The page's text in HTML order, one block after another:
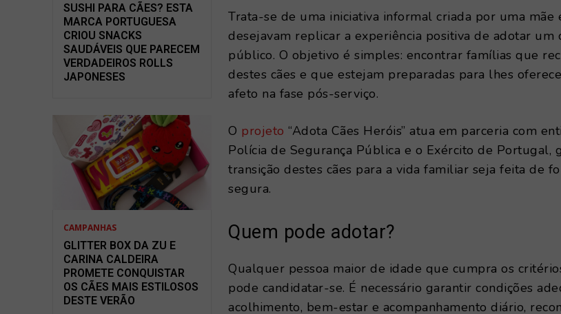
SUSHI PARA CÃES? ESTA
MARCA PORTUGUESA
CRIOU SNACKS
SAUDÁVEIS QUE PARECEM
VERDADEIROS ROLLS
JAPONESES
CAMPANHAS
GLITTER BOX DA ZU E
CARINA CALDEIRA
PROMETE CONQUISTAR
OS CÃES MAIS ESTILOSOS
DESTE VERÃO
Trata-se de uma iniciativa informal criada por uma mãe
desejavam replicar a experiência positiva de adotar um
público. O objetivo é simples: encontrar famílias que
destes cães e que estejam preparadas para lhes
afeto na fase pós-serviço.
O projeto“Adota Cães Heróis” atua em parceria com
Polícia de Segurança Pública e o Exército de Portugal,
transição destes cães para a vida familiar seja feita de
segura.
Quem pode adotar?
Qualquer pessoa maior de idade que cumpra os
pode candidatar-se. É necessário garantir condições
acolhimento, bem-estar e acompanhamento diário,